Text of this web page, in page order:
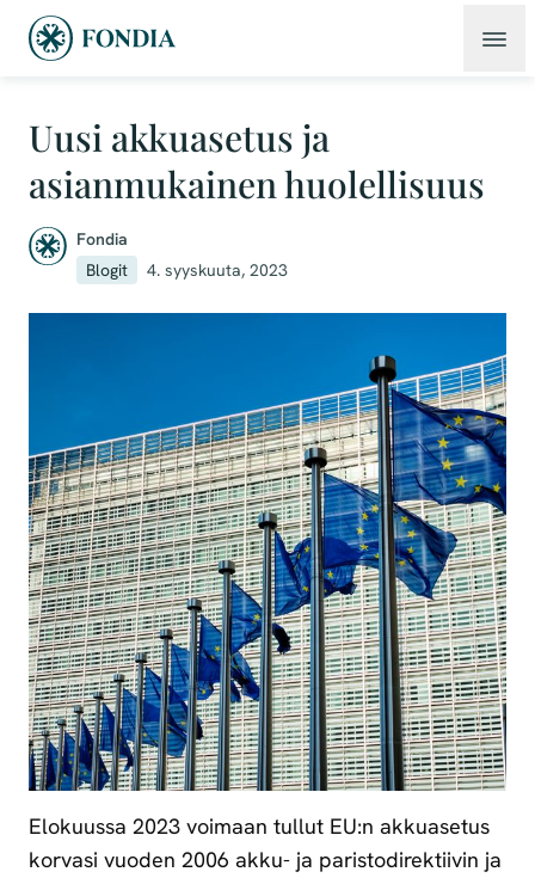
Uusi akkuasetus ja
asianmukainen huolellisuus
Fondia
Blogit
4. syyskuuta, 2023
Elokuussa 2023 voimaan tullut EU:n akkuasetus
korvasi vuoden 2006 akku- ja paristodirektiivin ja